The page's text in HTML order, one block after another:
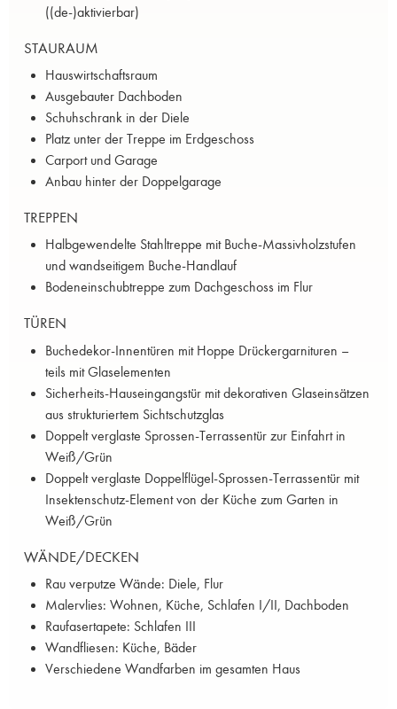
((de-)aktivierbar)
STAURAUM
Hauswirtschaftsraum
Ausgebauter Dachboden
Schuhschrank in der Diele
Platz unter der Treppe im Erdgeschoss
Carport und Garage
Anbau hinter der Doppelgarage
TREPPEN
Halbgewendelte Stahltreppe mit Buche-Massivholzstufen
und wandseitigem Buche-Handlauf
Bodeneinschubtreppe zum Dachgeschoss im Flur
TÜREN
Buchedekor-Innentüren mit Hoppe Drückergarnituren –
teils mit Glaselementen
Sicherheits-Hauseingangstür mit dekorativen Glaseinsätzen
aus strukturiertem Sichtschutzglas
Doppelt verglaste Sprossen-Terrassentür zur Einfahrt in
Weiß/Grün
Doppelt verglaste Doppelflügel-Sprossen-Terrassentür mit
Insektenschutz-Element von der Küche zum Garten in
Weiß/Grün
WÄNDE/DECKEN
Rau verputze Wände: Diele, Flur
Malervlies: Wohnen, Küche, Schlafen I/II, Dachboden
Raufasertapete: Schlafen III
Wandfliesen: Küche, Bäder
Verschiedene Wandfarben im gesamten Haus